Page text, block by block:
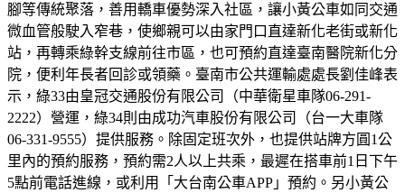
腳等傳統聚落，善用轎車優勢深入社區，讓小黃公車如同交通
微血管般駛入窄巷，使鄉親可以由家門口直達新化老街或新化
站，再轉乘綠幹支線前往市區，也可預約直達臺南醫院新化分
院，便利年長者回診或領藥。臺南市公共運輸處處長劉佳峰表
示，綠33由皇冠交通股份有限公司（中華衛星車隊06-291-
2222）營運，綠34則由成功汽車股份有限公司（台一大車隊
06-331-9555）提供服務。除固定班次外，也提供站牌方圓1公
里內的預約服務，預約需2人以上共乘，最遲在搭車前1日下午
5點前電話進線，或利用「大台南公車APP」預約。另小黃公